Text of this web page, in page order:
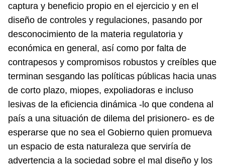
captura y beneficio propio en el ejercicio y en el
diseño de controles y regulaciones, pasando por
desconocimiento de la materia regulatoria y
económica en general, así como por falta de
contrapesos y compromisos robustos y creíbles que
terminan sesgando las políticas públicas hacia unas
de corto plazo, miopes, expoliadoras e incluso
lesivas de la eficiencia dinámica -lo que condena al
país a una situación de dilema del prisionero- es de
esperarse que no sea el Gobierno quien promueva
un espacio de esta naturaleza que serviría de
advertencia a la sociedad sobre el mal diseño y los